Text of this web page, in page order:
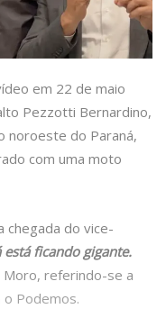
em 22 de maio
Pezzotti Bernardino,
noroeste do Paraná,
com uma moto
chegada do vice-
está ficando gigante.
Moro, referindo-se a
Podemos.